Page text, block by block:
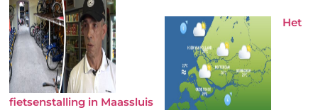
fietsenstalling in Maassluis
Het